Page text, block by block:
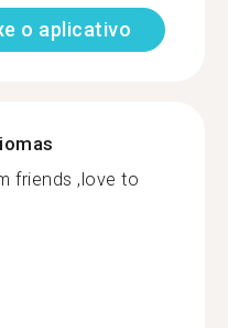
o aplicativo
friends ,love to